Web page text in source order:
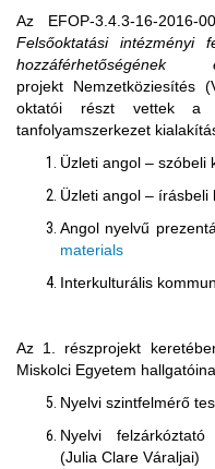
Az EFOP-3.4.3-16-2016-
Felsőoktatási intézményi
projekt Nemzetköziesítés
oktatói részt vettek a
tanfolyamszerkezet
Üzleti angol – szóbeli
Üzleti angol – írásbeli
Angol nyelvű
materials
Interkulturális
Az 1. részprojekt
Miskolci Egyetem
Nyelvi szintfelmérő
Nyelvi
(Julia Clare Váraljai)